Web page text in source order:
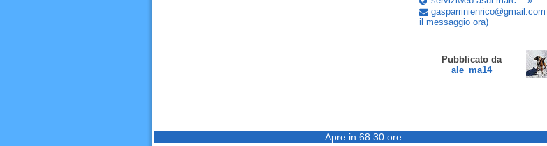
gasparrinienrico@gmail .com
il messaggio ora)
Pubblicato da
ale_ma14
Apre in 68:30 ore